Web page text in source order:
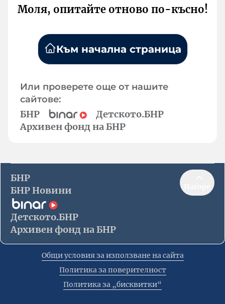
Моля, опитайте отново по-късно!
Към начална страница
Или проверете още от нашите
сайтове:
БНР
Детското.БНР
Архивен фонд на БНР
БНР
БНР Новини
Детското.БНР
Архивен фонд на БНР
Общи условия за използване на сайта
Политика за поверителност
Политика за „бисквитки“